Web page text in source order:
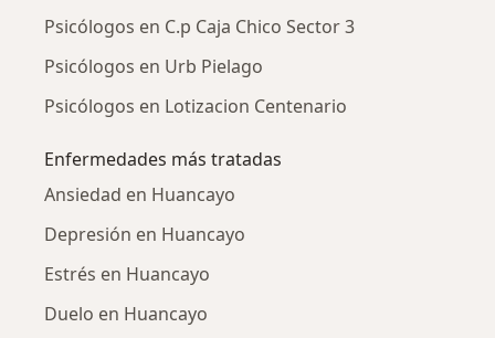
Psicólogos en C.p Caja Chico Sector 3
Psicólogos en Urb Pielago
Psicólogos en Lotizacion Centenario
Enfermedades más tratadas
Ansiedad en Huancayo
Depresión en Huancayo
Estrés en Huancayo
Duelo en Huancayo